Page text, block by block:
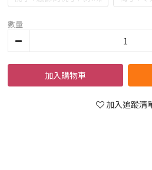
數量
加入購物車
加入追蹤清